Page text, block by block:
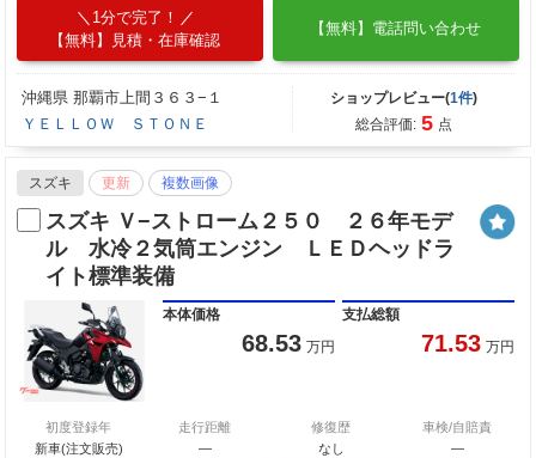
1分で完了！
【無料】見積・在庫確認
【無料】電話問い合わせ
沖縄県 那覇市上間３６３−１
ＹＥＬＬＯＷ ＳＴＯＮＥ
ショップレビュー(1件)
総合評価: 5 点
スズキ 更新 複数画像
スズキ Ｖ−ストローム２５０ ２６年モデ
ル 水冷２気筒エンジン ＬＥＤヘッドラ
イト標準装備
本体価格
68.53 万円
支払総額
71.53 万円
初度登録年
新車(注文販売)
走行距離
―
修復歴
なし
車検/自賠責
―